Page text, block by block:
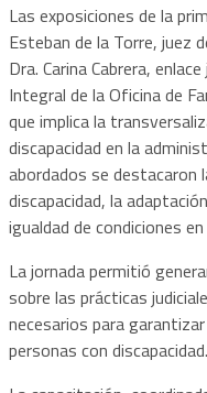
Las exposiciones de la
Esteban de la Torre, juez
Dra. Carina Cabrera,
Integral de la Oficina de
que implica la
discapacidad en la
abordados se destacaron
discapacidad, la
igualdad de condiciones
La jornada permitió
sobre las prácticas
necesarios para
personas con discapacidad.